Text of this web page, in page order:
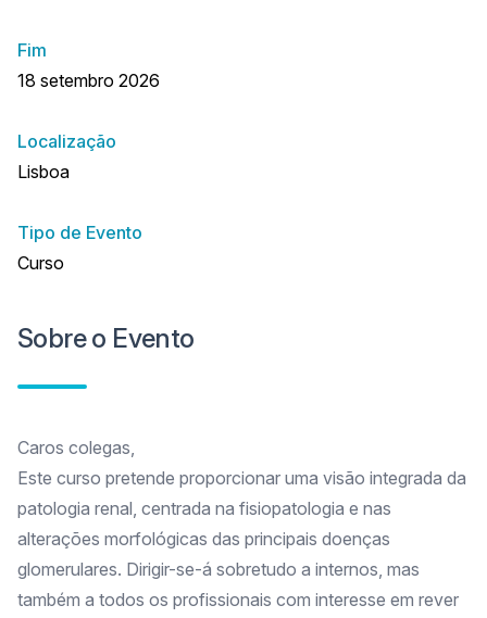
Fim
18 setembro 2026
Localização
Lisboa
Tipo de Evento
Curso
Sobre o Evento
Caros colegas,
Este curso pretende proporcionar uma visão integrada da
patologia renal, centrada na fisiopatologia e nas
alterações morfológicas das principais doenças
glomerulares. Dirigir-se-á sobretudo a internos, mas
também a todos os profissionais com interesse em rever